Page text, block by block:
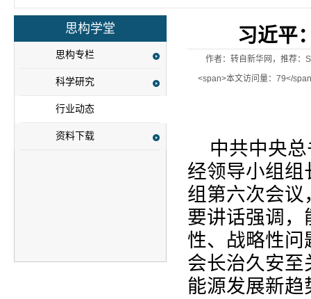
思构学堂
思构专栏
科学研究
行业动态
资料下载
习近平
作者：转自新华网，推荐：
<span>本文访问量：79</
中共中央
经领导小组组
组第六次会
要讲话强调
性、战略性
会长治久安
能源发展新